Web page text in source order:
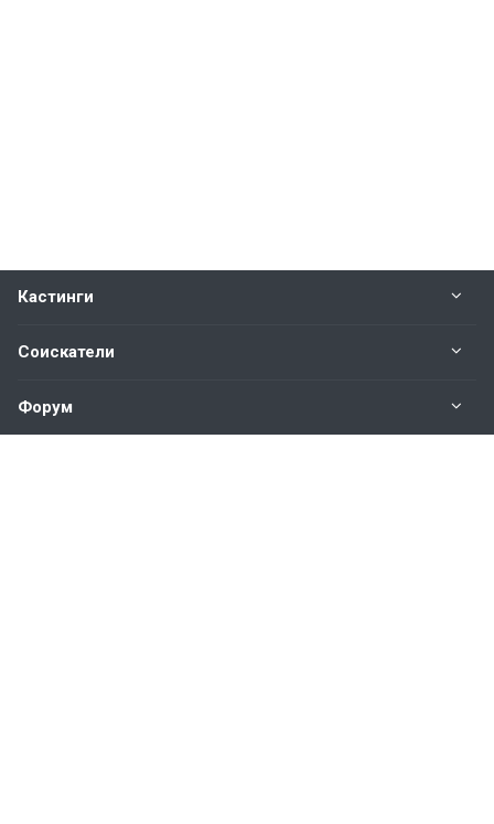
Кастинги
Соискатели
Форум